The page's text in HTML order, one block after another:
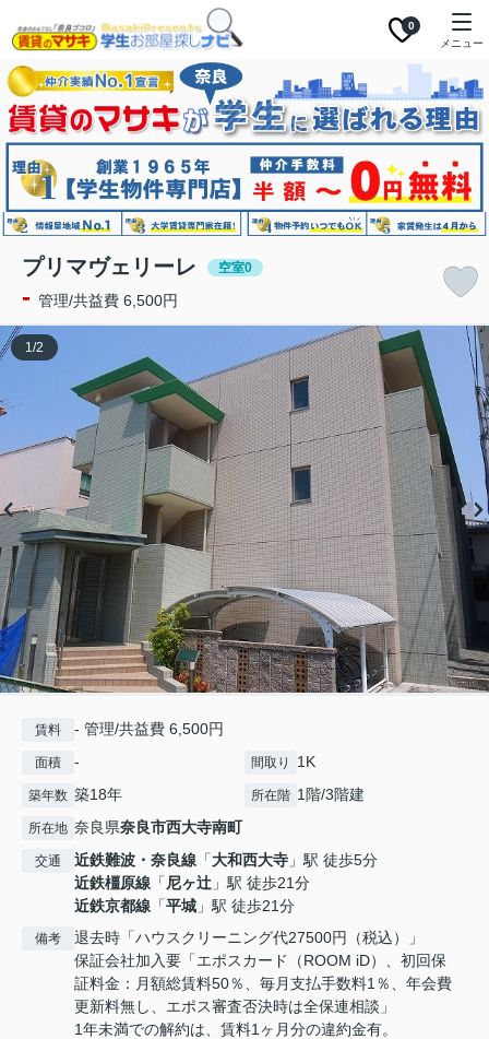
0
メニュー
プリマヴェリーレ 空室0
- 管理/共益費 6,500円
1/2
賃料 - 管理/共益費 6,500円
面積 - 間取り 1K
築年数 築18年 所在階 1階/3階建
所在地 奈良県奈良市西大寺南町
交通 近鉄難波・奈良線 「大和西大寺 」駅 徒歩5分
近鉄橿原線 「 尼ヶ辻 」駅 徒歩21分
近鉄京都線 「平城 」駅 徒歩21分
備考
退去時「ハウスクリーニング代27500円（税込）」
保証会社加入要「エポスカード（ROOM iD）、初回保
証料金：月額総賃料50％、毎月支払手数料1％、年会費
更新料無し、エポス審査否決時は全保連相談」
1年未満での解約は、賃料1ヶ月分の違約金有。